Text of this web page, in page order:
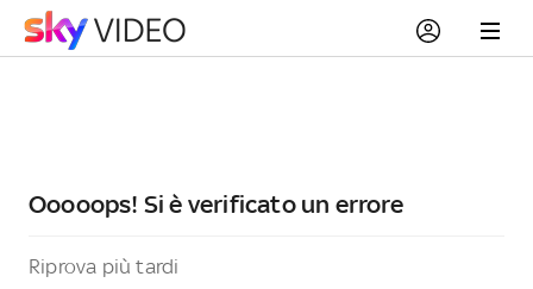
Ooooops! Si è verificato un errore
Riprova più tardi